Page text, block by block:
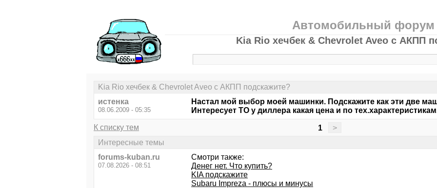
Автомобильный форум
Kia Rio хечбек & Chevrolet Aveo с АКПП
Kia Rio хечбек & Chevrolet Aveo с АКПП подскажите?
истенка
08.06.2009 - 05:35
Настал мой выбор моей машинки. Подскажите как эти две
Интересует ТО у диллера какая цена и по
К списку тем 1 >
Интересные темы
forums-kuban.ru
07.08.2026 - 08:51
Смотри также:
Денег нет. Что купить?
KIA подскажите
Subaru Impreza - плюсы и минусы